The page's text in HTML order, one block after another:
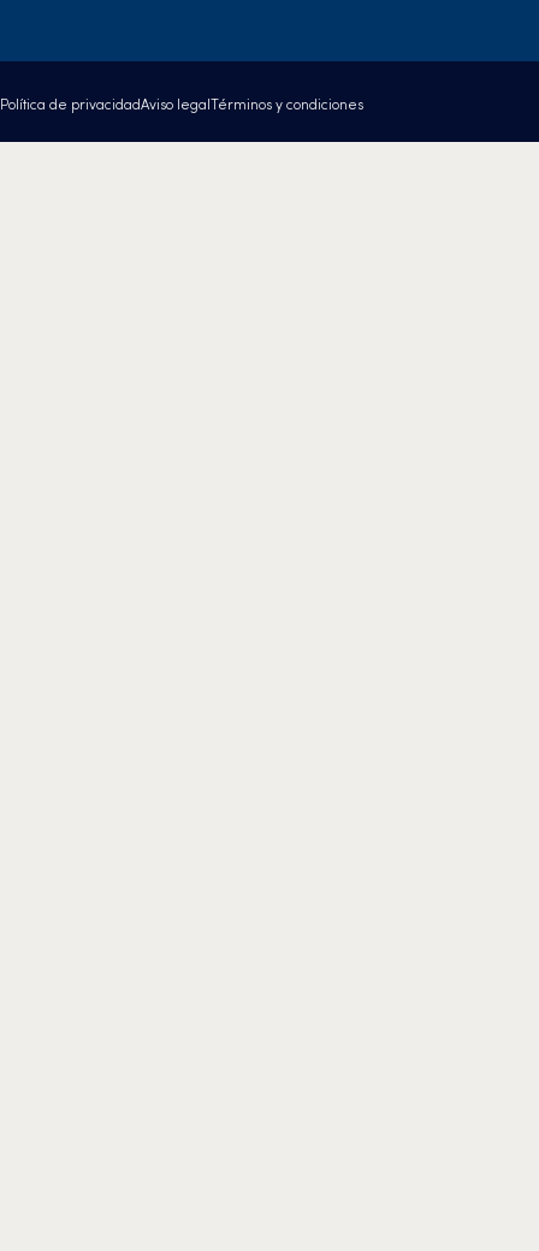
Política de privacidadAviso legalTérminos y condiciones